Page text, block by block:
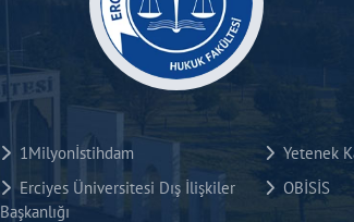
1Milyonİstihdam Yetenek
Erciyes Üniversitesi Dış İlişkiler
Başkanlığı
OBİSİS